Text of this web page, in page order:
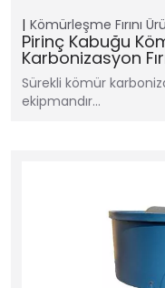
Kömürleşme Fırını
Pirinç Kabuğu
Karbonizasyon
Sürekli kömür
ekipmandır…